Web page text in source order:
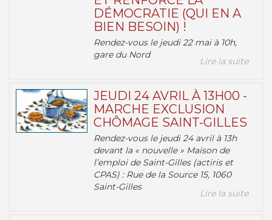
DÉMOCRATIE (QUI EN A
BIEN BESOIN) !
Rendez-vous le jeudi 22 mai à 10h,
gare du Nord
Lire la suite
JEUDI 24 AVRIL À 13H00 -
MARCHE EXCLUSION
CHÔMAGE SAINT-GILLES
Rendez-vous le jeudi 24 avril à 13h
devant la « nouvelle » Maison de
l’emploi de Saint-Gilles (actiris et
CPAS) : Rue de la Source 15, 1060
Saint-Gilles
Lire la suite